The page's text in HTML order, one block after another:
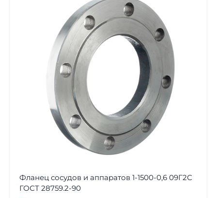
Фланец сосудов и аппаратов 1-1500-0,6 09Г2С
ГОСТ 28759.2-90